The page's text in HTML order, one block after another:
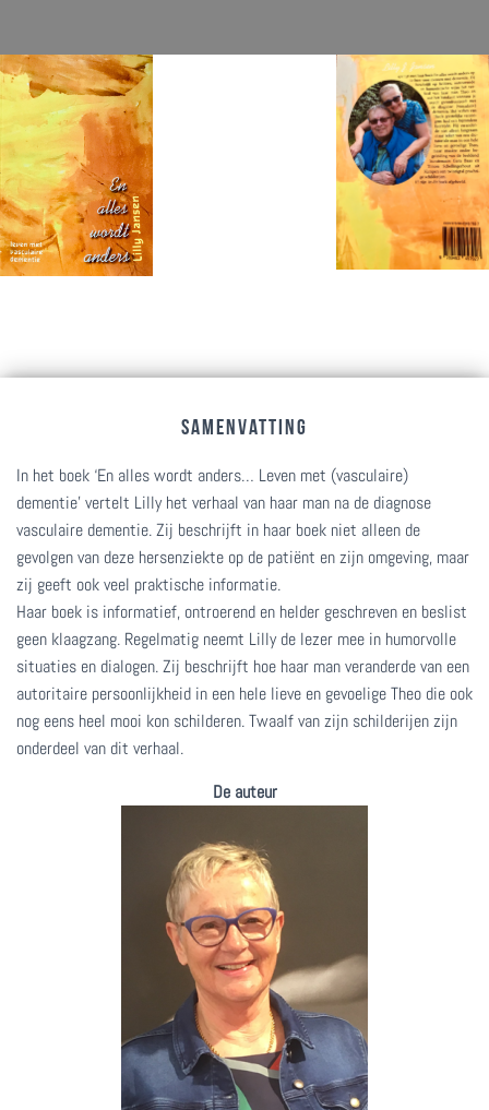
SAMENVATTING
In het boek ‘En alles wordt anders… Leven met (vasculaire)
dementie’ vertelt Lilly het verhaal van haar man na de diagnose
vasculaire dementie. Zij beschrijft in haar boek niet alleen de
gevolgen van deze hersenziekte op de patiënt en zijn omgeving, maar
zij geeft ook veel praktische informatie.
Haar boek is informatief, ontroerend en helder geschreven en beslist
geen klaagzang. Regelmatig neemt Lilly de lezer mee in humorvolle
situaties en dialogen. Zij beschrijft hoe haar man veranderde van een
autoritaire persoonlijkheid in een hele lieve en gevoelige Theo die ook
nog eens heel mooi kon schilderen. Twaalf van zijn schilderijen zijn
onderdeel van dit verhaal.
De auteur